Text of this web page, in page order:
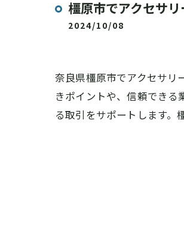
橿原市でアクセサ
2024/10/08
奈良県橿原市でアクセサリ
きポイントや、信頼でき
る取引をサポートします。